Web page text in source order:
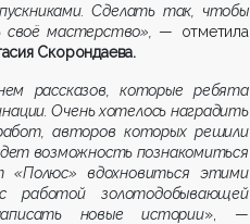
Сделать так , чтобы
мастерство», —
отметила
Скорондаева.
рассказов, которые ребята
Очень хотелось наградить
авторов которых решили
возможность познакомиться
«Полюс» вдохновиться этими
работой золотодобывающей
новые истории», —